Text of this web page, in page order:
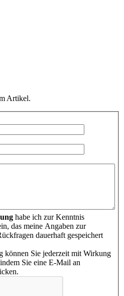
Artikel.
habe ich zur Kenntnis
das meine Angaben zur
dauerhaft gespeichert
Sie jederzeit mit Wirkung
Sie eine E-Mail an